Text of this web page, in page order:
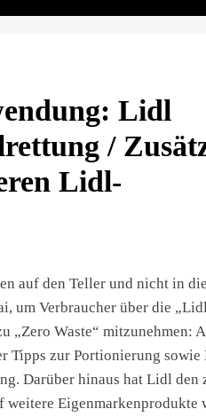
Lidl
/
Lidl-
auf den Teller und nicht in
um Verbraucher über die
„Zero Waste“ mitzunehmen:
Tipps zur Portionierung sowie
Darüber hinaus hat Lidl den
Eigenmarkenprodukte